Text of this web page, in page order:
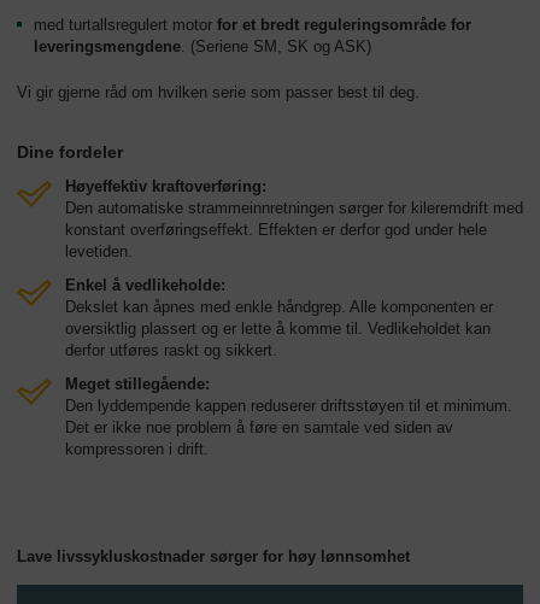
med turtallsregulert motor for et bredt reguleringsområde for
leveringsmengdene. (Seriene SM, SK og ASK)
Vi gir gjerne råd om hvilken serie som passer best til deg.
Dine fordeler
Høyeffektiv kraftoverføring:
Den automatiske strammeinnretningen sørger for kileremdrift med
konstant overføringseffekt. Effekten er derfor god under hele
levetiden.
Enkel å vedlikeholde:
Dekslet kan åpnes med enkle håndgrep. Alle komponenten er
oversiktlig plassert og er lette å komme til. Vedlikeholdet kan
derfor utføres raskt og sikkert.
Meget stillegående:
Den lyddempende kappen reduserer driftsstøyen til et minimum.
Det er ikke noe problem å føre en samtale ved siden av
kompressoren i drift.
Lave livssykluskostnader sørger for høy lønnsomhet